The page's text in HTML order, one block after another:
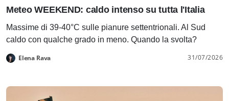
Meteo WEEKEND: caldo intenso su tutta l'Italia
Massime di 39-40°C sulle pianure settentrionali. Al Sud
caldo con qualche grado in meno. Quando la svolta?
Elena Rava 31/07/2026